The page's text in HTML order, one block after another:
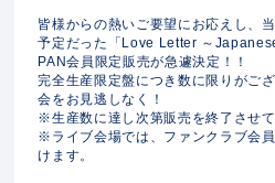
皆様からの熱いご要望にお応えし、
予定だった「Love Letter ～
PAN会員限定販売が急遽決定！！
完全生産限定盤につき数に限りがご
会をお見逃しなく！
※生産数に達し次第販売を終了させて
※ライブ会場では、ファンクラブ会
けます。